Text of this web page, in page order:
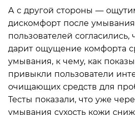
А с другой стороны —
дискомфорт после
пользователей согласились,
дарит ощущение комфорта
умывания, к чему, как
привыкли пользователи
очищающих средств для
Тесты показали, что уже
умывания сухость кожи